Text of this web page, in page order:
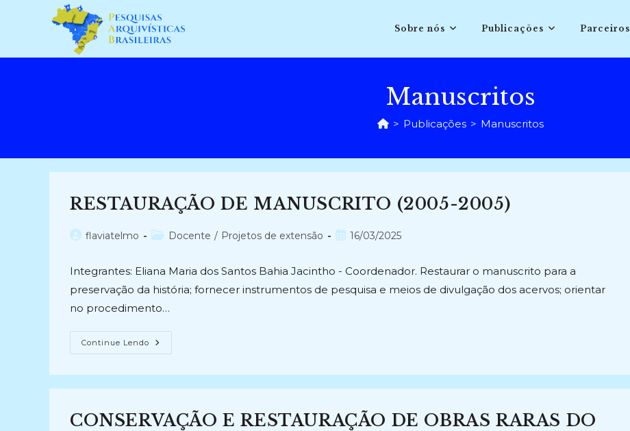
conteúdo
Sobre nós Publicações Parceiros
Manuscritos
> Publicações > Manuscritos
RESTAURAÇÃO DE MANUSCRITO (2005-2005)
Autorflaviatelmo
Categoria
Docente / Projetos de extensão
Post16/03/2025
Integrantes: Eliana Maria dos Santos Bahia Jacintho - Coordenador. Restaurar o manuscrito para a
preservação da história; fornecer instrumentos de pesquisa e meios de divulgação dos acervos; orientar
no procedimento…
Continue Lendo RESTAURAÇÃO
DE
CONSERVAÇÃO E RESTAURAÇÃO DE OBRAS RARAS DO